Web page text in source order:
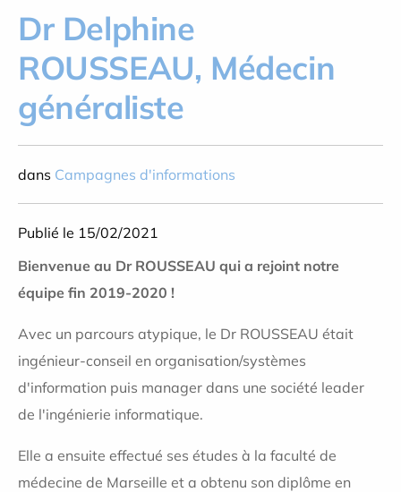
Dr Delphine
ROUSSEAU, Médecin
généraliste
dans Campagnes d'informations
Publié le 15/02/2021
Bienvenue au Dr ROUSSEAU qui a rejoint notre
équipe fin 2019-2020 !
Avec un parcours atypique, le Dr ROUSSEAU était
ingénieur-conseil en organisation/systèmes
d'information puis manager dans une société leader
de l'ingénierie informatique.
Elle a ensuite effectué ses études à la faculté de
médecine de Marseille et a obtenu son diplôme en